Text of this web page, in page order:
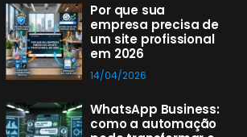
Por que sua
empresa precisa de
um site profissional
em 2026
14/04/2026
WhatsApp Business:
como a automação